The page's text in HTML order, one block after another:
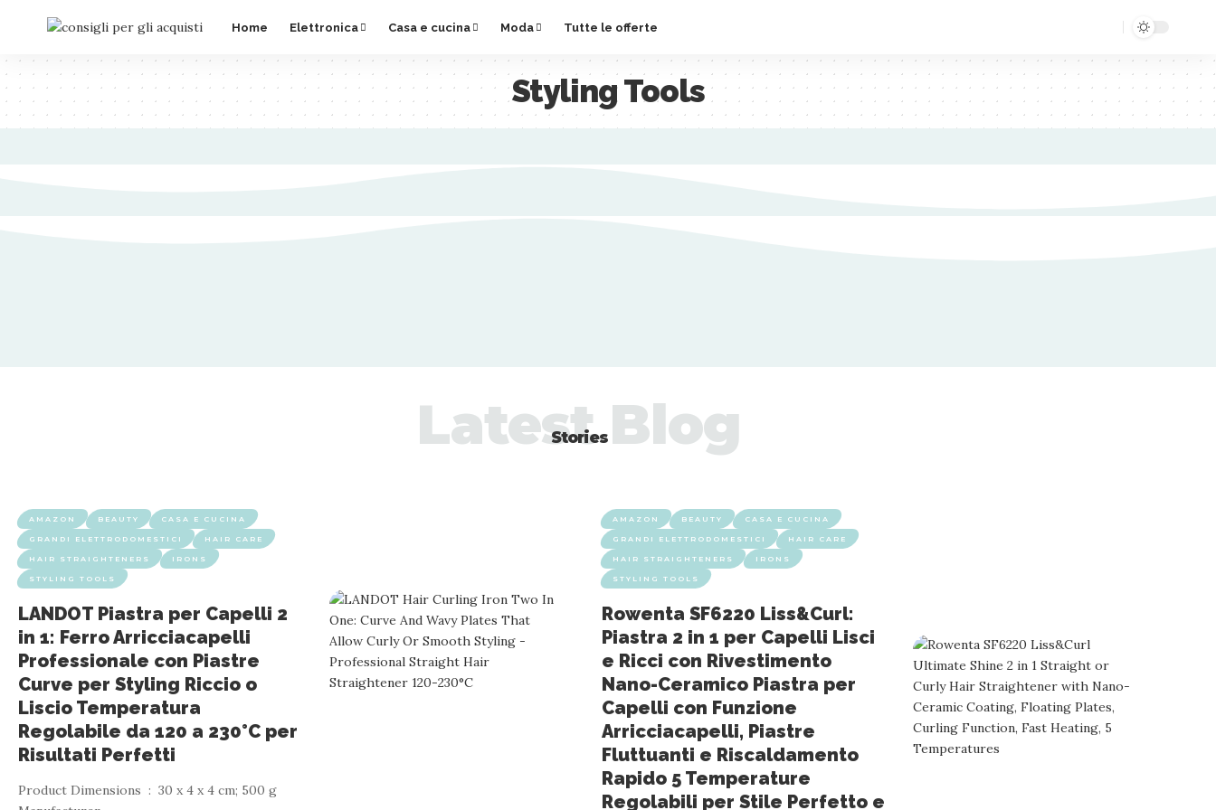
Home Elettronica Casa e cucina Moda Tutte le offerte
Styling Tools
Stories
Latest Blog
AMAZON BEAUTY CASA E CUCINA
GRANDI ELETTRODOMESTICI HAIR CARE
HAIR STRAIGHTENERS IRONS
STYLING TOOLS
LANDOT Piastra per Capelli 2
in 1: Ferro Arricciacapelli
Professionale con Piastre
Curve per Styling Riccio o
Liscio Temperatura
Regolabile da 120 a 230°C per
Risultati Perfetti
Product Dimensions ‏ : ‎ 30 x 4 x 4 cm; 500 g
AMAZON BEAUTY CASA E CUCINA
GRANDI ELETTRODOMESTICI HAIR CARE
HAIR STRAIGHTENERS IRONS
STYLING TOOLS
Rowenta SF6220 Liss&Curl:
Piastra 2 in 1 per Capelli Lisci
e Ricci con Rivestimento
Nano-Ceramico Piastra per
Capelli con Funzione
Arricciacapelli, Piastre
Fluttuanti e Riscaldamento
Rapido 5 Temperature
Regolabili per Stile Perfetto e